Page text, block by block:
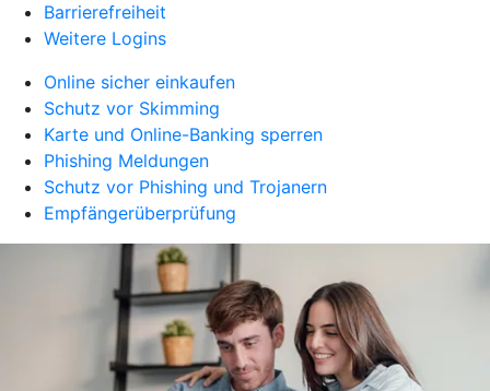
Barrierefreiheit
Weitere Logins
Online sicher einkaufen
Schutz vor Skimming
Karte und Online-Banking sperren
Phishing Meldungen
Schutz vor Phishing und Trojanern
Empfängerüberprüfung